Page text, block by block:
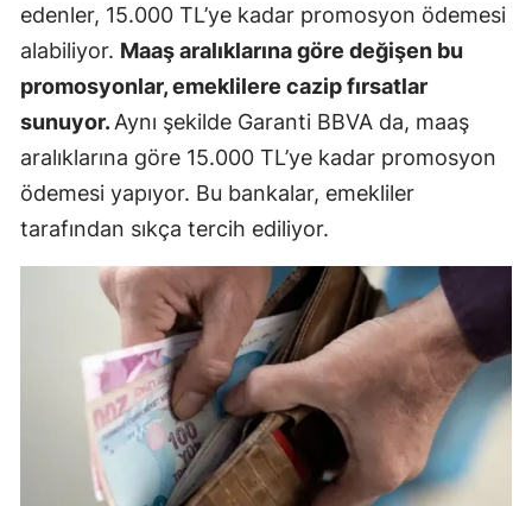
edenler, 15.000 TL’ye kadar promosyon ödemesi
alabiliyor. Maaş aralıklarına göre değişen bu
promosyonlar, emeklilere cazip fırsatlar
sunuyor.Aynı şekilde Garanti BBVA da, maaş
aralıklarına göre 15.000 TL’ye kadar promosyon
ödemesi yapıyor. Bu bankalar, emekliler
tarafından sıkça tercih ediliyor.